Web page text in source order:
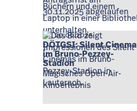
30.11.2025 abgelaufen
Fr., 20.06.2025
DÖTGSI: Silent Cinema
im Bruno-Pezzey-
Stadion
Magisches Open-Air-
Kinoerlebnis